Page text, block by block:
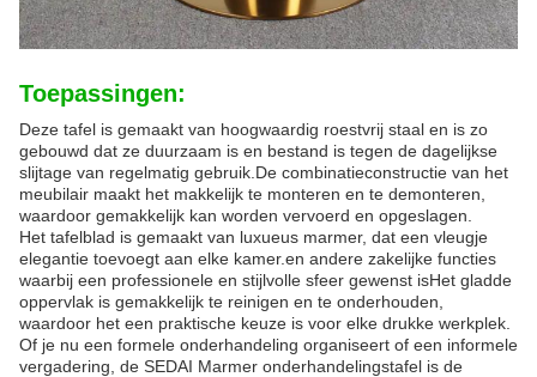
Toepassingen:
Deze tafel is gemaakt van hoogwaardig roestvrij staal en is zo
gebouwd dat ze duurzaam is en bestand is tegen de dagelijkse
slijtage van regelmatig gebruik.De combinatieconstructie van het
meubilair maakt het makkelijk te monteren en te demonteren,
waardoor gemakkelijk kan worden vervoerd en opgeslagen.
Het tafelblad is gemaakt van luxueus marmer, dat een vleugje
elegantie toevoegt aan elke kamer.en andere zakelijke functies
waarbij een professionele en stijlvolle sfeer gewenst isHet gladde
oppervlak is gemakkelijk te reinigen en te onderhouden,
waardoor het een praktische keuze is voor elke drukke werkplek.
Of je nu een formele onderhandeling organiseert of een informele
vergadering, de SEDAI Marmer onderhandelingstafel is de